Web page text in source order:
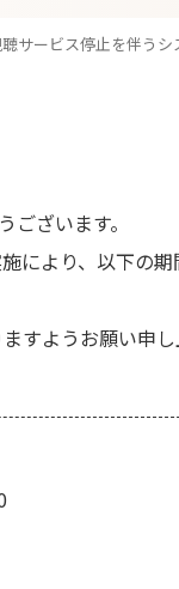
聴サービス停止を伴う
ざいます。
により、以下の
すようお願い申し